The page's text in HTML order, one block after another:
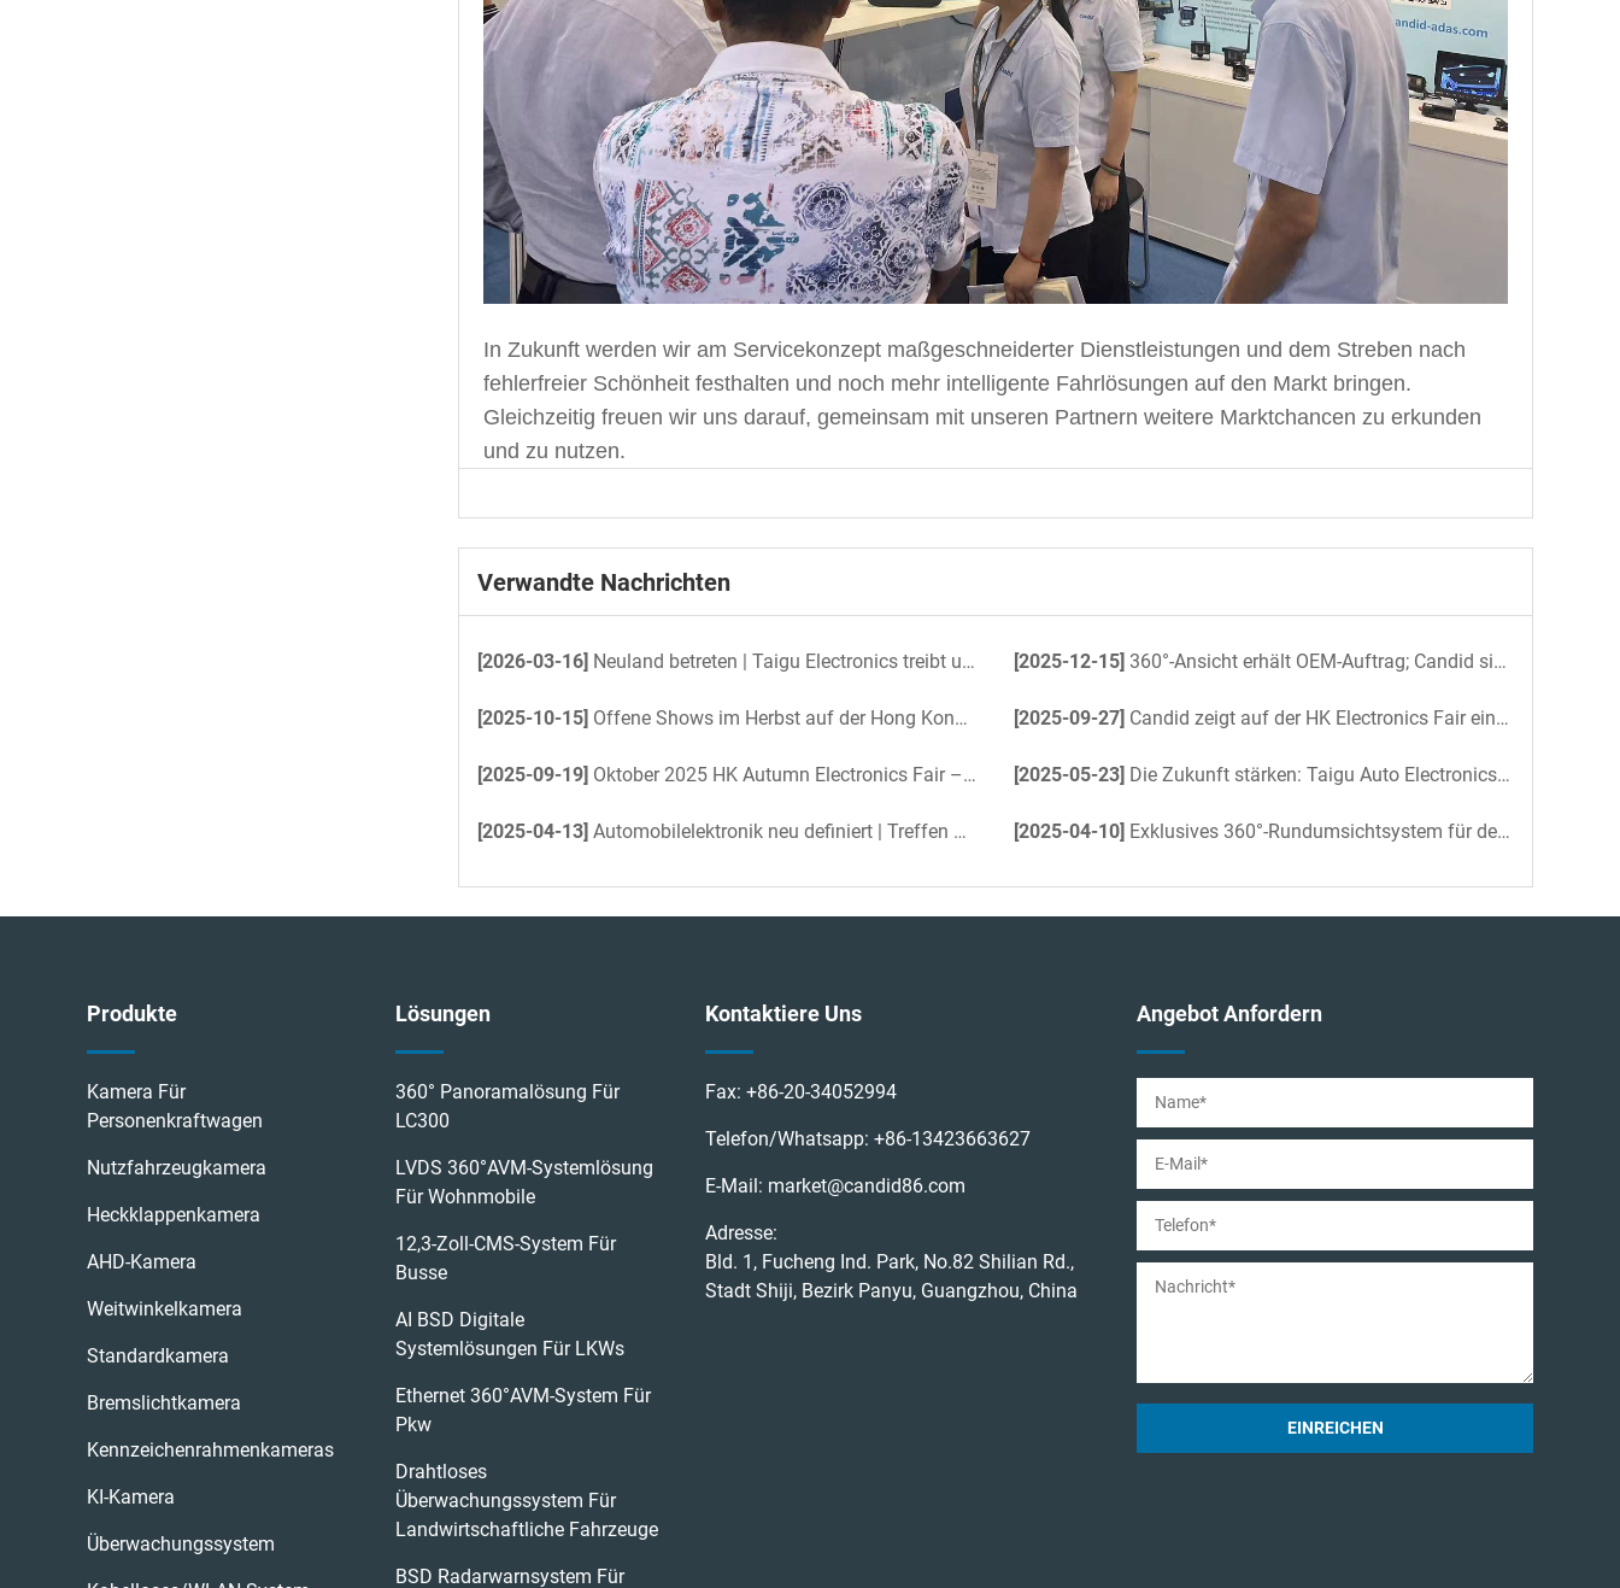
In Zukunft werden wir am Servicekonzept maßgeschneiderter Dienstleistungen und dem Streben nach
fehlerfreier Schönheit festhalten und noch mehr intelligente Fahrlösungen auf den Markt bringen.
Gleichzeitig freuen wir uns darauf, gemeinsam mit unseren Partnern weitere Marktchancen zu erkunden
und zu nutzen.
Verwandte Nachrichten
[2026-03-16] Neuland betreten | Taigu Electronics treibt unbemannte Yacht mit 360°-Rundumsichtprojekt an [2025-12-15] 360°-Ansicht erhält OEM-Auftrag; Candid sichert sich Pilotauftrag für Busse 2026
[2025-10-15] Offene Shows im Herbst auf der Hong Kong Electronics Fair 2025 [2025-09-27] Candid zeigt auf der HK Electronics Fair einen neuen digitalen Rückspiegel
[2025-09-19] Oktober 2025 HK Autumn Electronics Fair – Candid kommt bald [2025-05-23] Die Zukunft stärken: Taigu Auto Electronics beschleunigt KI-gesteuerte Büroeffizienz mit DeepSeek
[2025-04-13] Automobilelektronik neu definiert | Treffen Sie uns auf der Hong Kong Electronics Fair [2025-04-10] Exklusives 360°-Rundumsichtsystem für den Nissan Patrol 2025: Volle Kontrolle über jedes Terrain
Produkte
Kamera Für
Personenkraftwagen
Nutzfahrzeugkamera
Heckklappenkamera
AHD-Kamera
Weitwinkelkamera
Standardkamera
Bremslichtkamera
Kennzeichenrahmenkameras
KI-Kamera
Überwachungssystem
Lösungen
360° Panoramalösung Für
LC300
LVDS 360°AVM-Systemlösung
Für Wohnmobile
12,3-Zoll-CMS-System Für
Busse
AI BSD Digitale
Systemlösungen Für LKWs
Ethernet 360°AVM-System Für
Pkw
Drahtloses
Überwachungssystem Für
Landwirtschaftliche Fahrzeuge
BSD Radarwarnsystem Für
Kontaktiere Uns
Fax: +86-20-34052994
Telefon/Whatsapp: +86-13423663627
E-Mail: market@candid86.com
Adresse:
Bld. 1, Fucheng Ind. Park, No.82 Shilian Rd.,
Stadt Shiji, Bezirk Panyu, Guangzhou, China
Angebot Anfordern
EINREICHEN